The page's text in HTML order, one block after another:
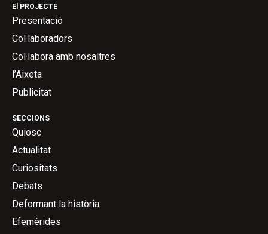
SECCIONS
Quiosc
Actualitat
Curiositats
Debats
Deformant la història
Efemèrides
El PROJECTE
Presentació
Col·laboradors
Col·labora amb nosaltres
l’Aixeta
Publicitat